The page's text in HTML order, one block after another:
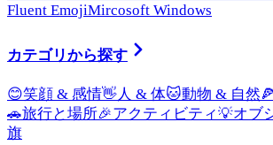
Fluent EmojiMircosoft Windows
カテゴリから探す
😊笑顔 & 感情👋 人 & 体🐱動物 & 自然
🚗旅行と場所🎉アクティビティ💡オブ
旗